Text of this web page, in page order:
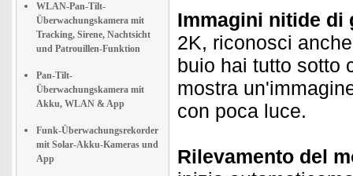
WLAN-Pan-Tilt-
Überwachungskamera mit
Tracking, Sirene, Nachtsicht
und Patrouillen-Funktion
Pan-Tilt-
Überwachungskamera mit
Akku, WLAN & App
Funk-Überwachungsrekorder
mit Solar-Akku-Kameras und
App
Immagini nitide di
2K, riconosci
buio hai tutto sotto
mostra
con poca luce.
Rilevamento del